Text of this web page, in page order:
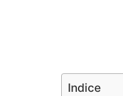
Indice